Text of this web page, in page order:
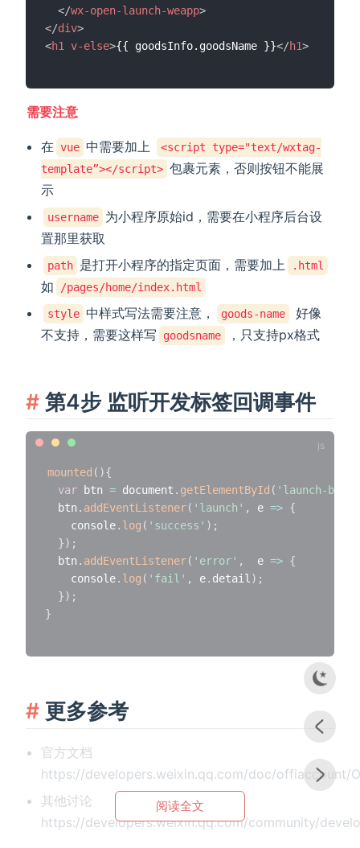
</wx-open-launch-weapp>
</div>
<h1 v-else>{{ goodsInfo.goodsName }}</h1>
需要注意
在 vue 中需要加上
<script type="text/wxtag-
template”></script> 包裹元素，否则按钮不能展
示
username 为小程序原始id，需要在小程序后台设
置那里获取
path 是打开小程序的指定页面，需要加上 .html
如 /pages/home/index.html
style 中样式写法需要注意， goods-name
好像
不支持，需要这样写
goodsname ，只支持px格式
第4步 监听开发标签回调事件
mounted ( ){
var btn = document . getElementById ( 'launch-btn'
  btn
. addEventListener( 'launch' , e => {
    console
. log ( 'success' ) ;
}) ;
  btn
. addEventListener( 'error' , e => {
    console
. log ( 'fail' , e. detail) ;
}) ;
}
更多参考
官方文档
https://developers.weixin.qq.com/doc/offiaccount/
其他讨论
https://developers.weixin.qq.com/community/
阅读全文